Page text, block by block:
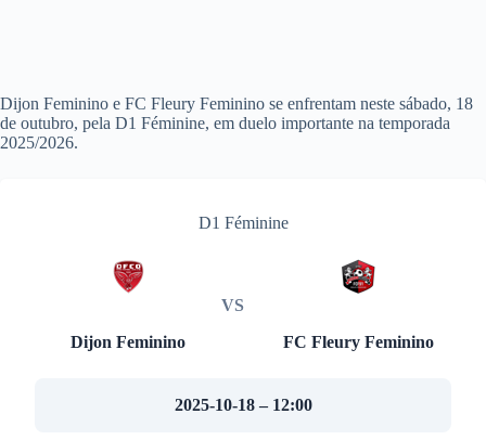
Dijon Feminino e FC Fleury Feminino se enfrentam neste sábado, 18
de outubro, pela D1 Féminine, em duelo importante na temporada
2025/2026.
D1 Féminine
Dijon Feminino
VS
FC Fleury Feminino
2025-10-18 – 12:00